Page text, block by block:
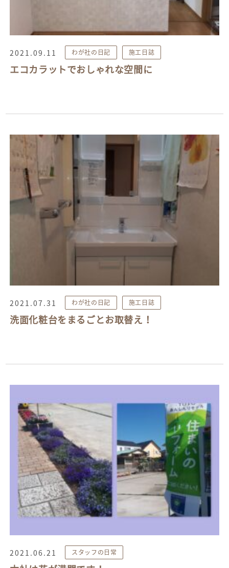
2021.09.11 わが社の日記 施工日誌
エコカラットでおしゃれな空間に
2021.07.31 わが社の日記 施工日誌
洗面化粧台をまるごとお取替え！
2021.06.21 スタッフの日常